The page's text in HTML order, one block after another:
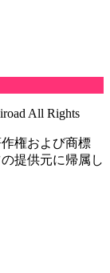
All Rights
権および商標
提供元に帰属し